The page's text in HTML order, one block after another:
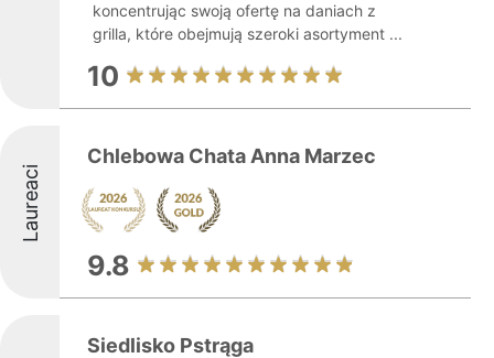
koncentrując swoją ofertę na daniach z
grilla, które obejmują szeroki asortyment ...
10
Laureaci
Chlebowa Chata Anna Marzec
9.8
Siedlisko Pstrąga